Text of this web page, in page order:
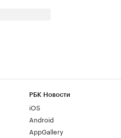
РБК Новости
iOS
Android
AppGallery